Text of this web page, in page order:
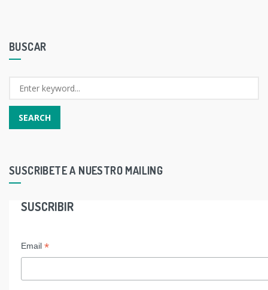
BUSCAR
SUSCRIBETE A NUESTRO MAILING
SUSCRIBIR
Email *